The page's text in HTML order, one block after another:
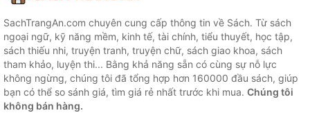
SachTrangAn.com chuyên cung cấp thông tin về Sách. Từ sách
ngoại ngữ, kỹ năng mềm, kinh tế, tài chính, tiểu thuyết, học tập,
sách thiếu nhi, truyện tranh, truyện chữ, sách giao khoa, sách
tham khảo, luyện thi... Bằng khả năng sẵn có cùng sự nỗ lực
không ngừng, chúng tôi đã tổng hợp hơn 160000 đầu sách, giúp
bạn có thể so sánh giá, tìm giá rẻ nhất trước khi mua. Chúng tôi
không bán hàng.